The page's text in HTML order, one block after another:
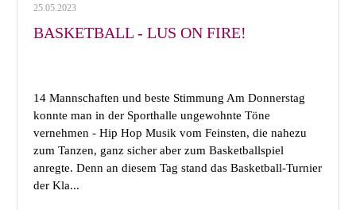
25.05.2023
BASKETBALL - LUS ON FIRE!
14 Mannschaften und beste Stimmung Am Donnerstag
konnte man in der Sporthalle ungewohnte Töne
vernehmen - Hip Hop Musik vom Feinsten, die nahezu
zum Tanzen, ganz sicher aber zum Basketballspiel
anregte. Denn an diesem Tag stand das Basketball-Turnier
der Kla...